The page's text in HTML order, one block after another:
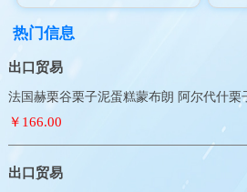
热门信息
出口贸易
法国赫栗谷栗子泥蛋糕蒙布朗 阿尔代什栗
￥166.00
出口贸易